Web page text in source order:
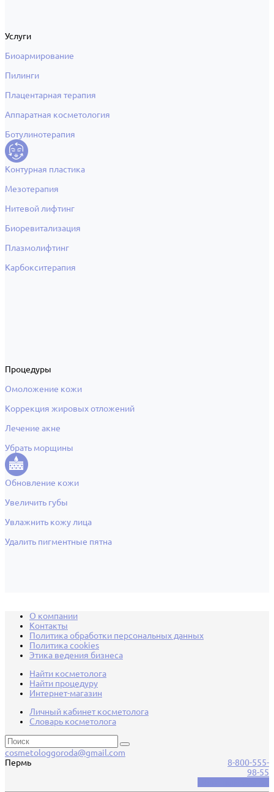
Услуги
Биоармирование
Пилинги
Плацентарная терапия
Аппаратная косметология
Ботулинотерапия
Контурная пластика
Мезотерапия
Нитевой лифтинг
Биоревитализация
Плазмолифтинг
Карбокситерапия
Процедуры
Омоложение кожи
Коррекция жировых отложений
Лечение акне
Убрать морщины
Обновление кожи
Увеличить губы
Увлажнить кожу лица
Удалить пигментные пятна
О компании
Контакты
Политика обработки персональных данных
Политика cookies
Этика ведения бизнеса
Найти косметолога
Найти процедуру
Интернет-магазин
Личный кабинет косметолога
Словарь косметолога
cosmetologgoroda@gmail.com
Пермь
8-800-555-
98-55